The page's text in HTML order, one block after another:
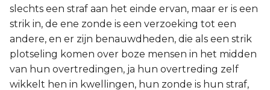
slechts een straf aan het einde ervan, maar er is een
strik in, de ene zonde is een verzoeking tot een
andere, en er zijn benauwdheden, die als een strik
plotseling komen over boze mensen in het midden
van hun overtredingen, ja hun overtreding zelf
wikkelt hen in kwellingen, hun zonde is hun straf,